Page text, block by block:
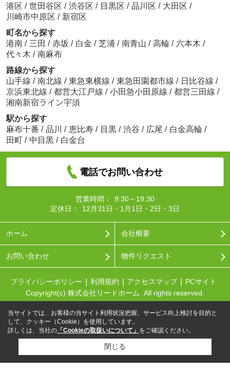
港区 / 世田谷区 / 渋谷区 / 目黒区 / 品川区 / 大田区 /
川崎市中原区 / 新宿区
町名から探す
港南 / 三田 / 赤坂 / 白金 / 芝浦 / 南青山 / 高輪 / 六本木 /
代々木 / 南麻布
路線から探す
山手線 / 南北線 / 東急東横線 / 東急田園都市線 / 日比谷線 /
京浜東北線 / 都営大江戸線 / 小田急小田原線 / 都営三田線 /
湘南新宿ライン宇須
駅から探す
麻布十番 / 品川 / 恵比寿 / 目黒 / 渋谷 / 広尾 / 白金高輪 /
田町 / 中目黒 / 白金台
電話でお問い合わせ
営業時間：
9:30～19:30
定休日：
12月31日・1月1日・2日・3日
ホーム 会社概要
お問い合わせ 物件リクエスト
プライバシーポリシー 利用規約 アクセスマップ
PCサイト
Copyright(c) 株式会社リードホーム All rights reserved.
当サイトでは、お客様の当サイト利用状況把握、サービス向上検討を目的と
して、クッキー（Cookie）を使用しています。
詳しくは、当社の 「Cookieの取扱いについて」 をご確認ください。
閉じる